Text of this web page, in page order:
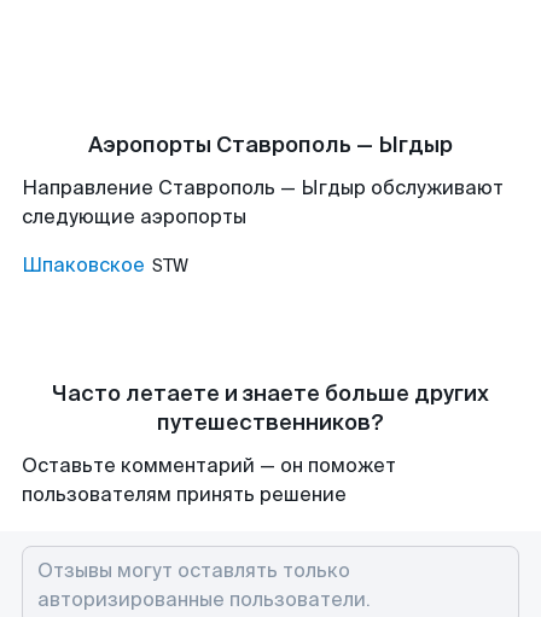
Аэропорты Ставрополь — Ыгдыр
Направление Ставрополь — Ыгдыр обслуживают
следующие аэропорты
Шпаковское STW
Часто летаете и знаете больше других
путешественников?
Оставьте комментарий — он поможет
пользователям принять решение